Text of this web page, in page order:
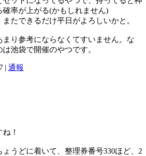
確率が上がる(かもしれません)
たできるだけ平日がよろしいかと。
り参考にならなくてすいません。な
池袋で開催のやつです。
| 通報
！
うどに着いて、整理券番号330ほど、2